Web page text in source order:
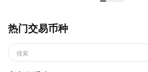
热门交易币种
搜索